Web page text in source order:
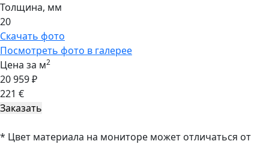
Толщина, мм
20
Скачать фото
Посмотреть фото в галерее
Цена за м2
20 959 ₽
221 €
* Цвет материала на мониторе может отличаться от